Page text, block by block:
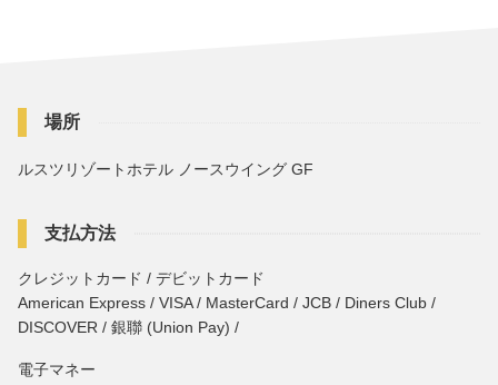
場所
ルスツリゾートホテル ノースウイング GF
支払方法
クレジットカード / デビットカード
American Express / VISA / MasterCard / JCB / Diners Club /
DISCOVER / 銀聯 (Union Pay) /
電子マネー